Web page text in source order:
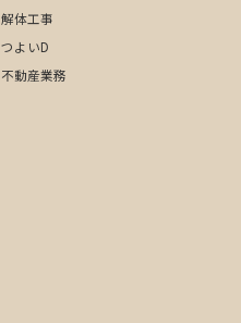
解体工事
つよいD
不動産業務